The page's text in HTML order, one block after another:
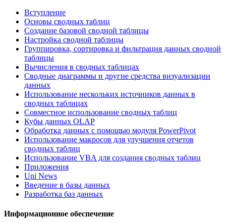
Вступление
Основы сводных таблиц
Создание базовой сводной таблицы
Настройка сводной таблицы
Группировка, сортировка и фильтрация данных сводной
таблицы
Вычисления в сводных таблицах
Сводные диаграммы и другие средства визуализации
данных
Использование нескольких источников данных в
сводных таблицах
Совместное использование сводных таблиц
Кубы данных OLAP
Обработка данных с помощью модуля PowerPivot
Использование макросов для улучшения отчетов
сводных таблиц
Использование VBA для создания сводных таблиц
Приложения
Uni News
Введение в базы данных
Разработка баз данных
Информационное обеспечение